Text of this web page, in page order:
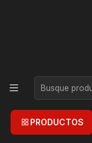
PRODUCTOS